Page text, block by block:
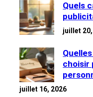
Quels
juillet
choisir
juillet 16, 2026